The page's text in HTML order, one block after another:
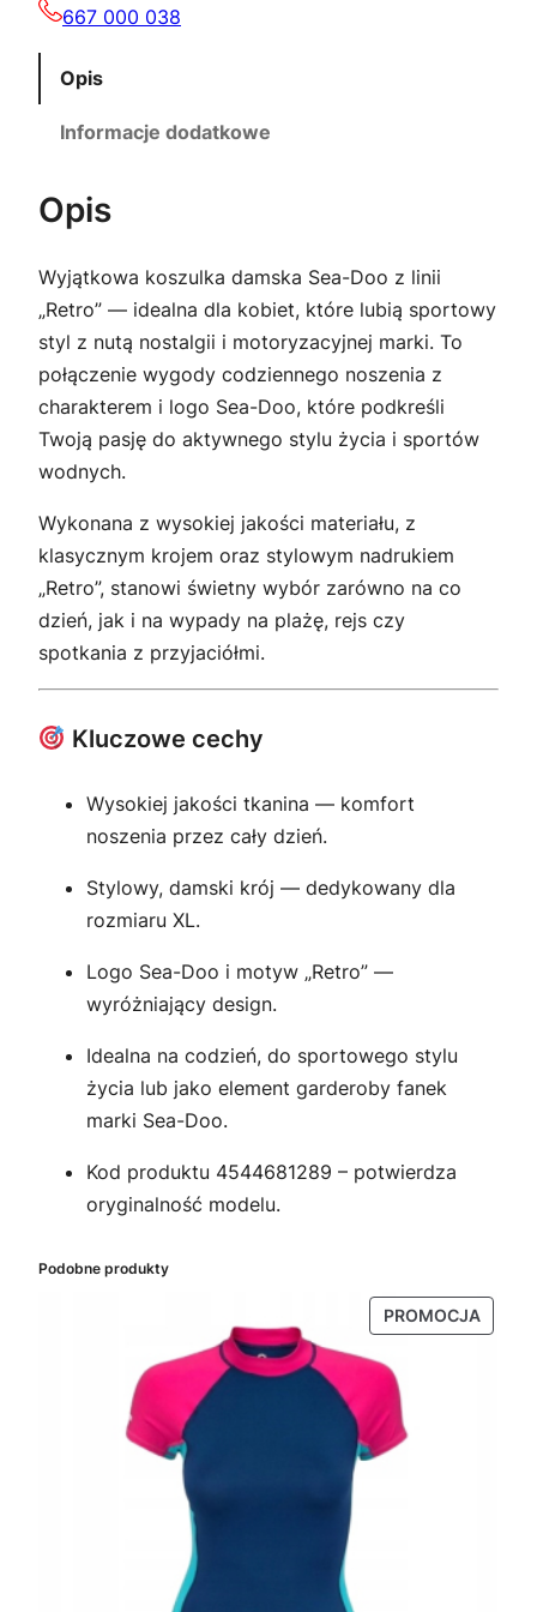
0
ł
.
667 000 038
Opis
Informacje dodatkowe
Opis
Wyjątkowa koszulka damska Sea-Doo z linii
„Retro” — idealna dla kobiet, które lubią sportowy
styl z nutą nostalgii i motoryzacyjnej marki. To
połączenie wygody codziennego noszenia z
charakterem i logo Sea-Doo, które podkreśli
Twoją pasję do aktywnego stylu życia i sportów
wodnych.
Wykonana z wysokiej jakości materiału, z
klasycznym krojem oraz stylowym nadrukiem
„Retro”, stanowi świetny wybór zarówno na co
dzień, jak i na wypady na plażę, rejs czy
spotkania z przyjaciółmi.
Kluczowe cechy
Wysokiej jakości tkanina — komfort
noszenia przez cały dzień.
Stylowy, damski krój — dedykowany dla
rozmiaru XL.
Logo Sea-Doo i motyw „Retro” —
wyróżniający design.
Idealna na codzień, do sportowego stylu
życia lub jako element garderoby fanek
marki Sea-Doo.
Kod produktu 4544681289 – potwierdza
oryginalność modelu.
Podobne produkty
PROMOCJA
W